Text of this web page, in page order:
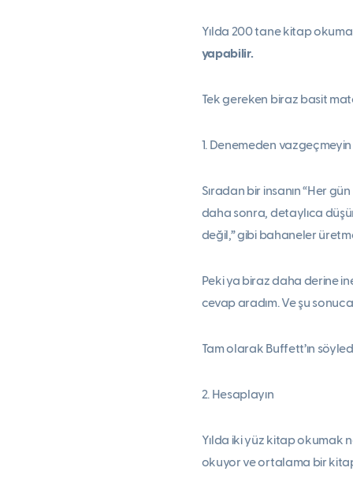
Yılda 200 tane kitap
yapabilir.
Tek gereken biraz basit
1. Denemeden vazgeçmeyin
Sıradan bir insanın “Her
daha sonra, detaylıca
değil,” gibi bahaneler
Peki ya biraz daha derine
cevap aradım. Ve şu
Tam olarak Buffett’ın
2. Hesaplayın
Yılda iki yüz kitap okumak
okuyor ve ortalama bir